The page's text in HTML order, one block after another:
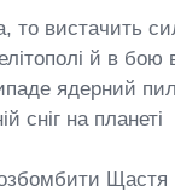
то вистачить
й в бою в
ядерний пил
сніг на планеті
Щастя